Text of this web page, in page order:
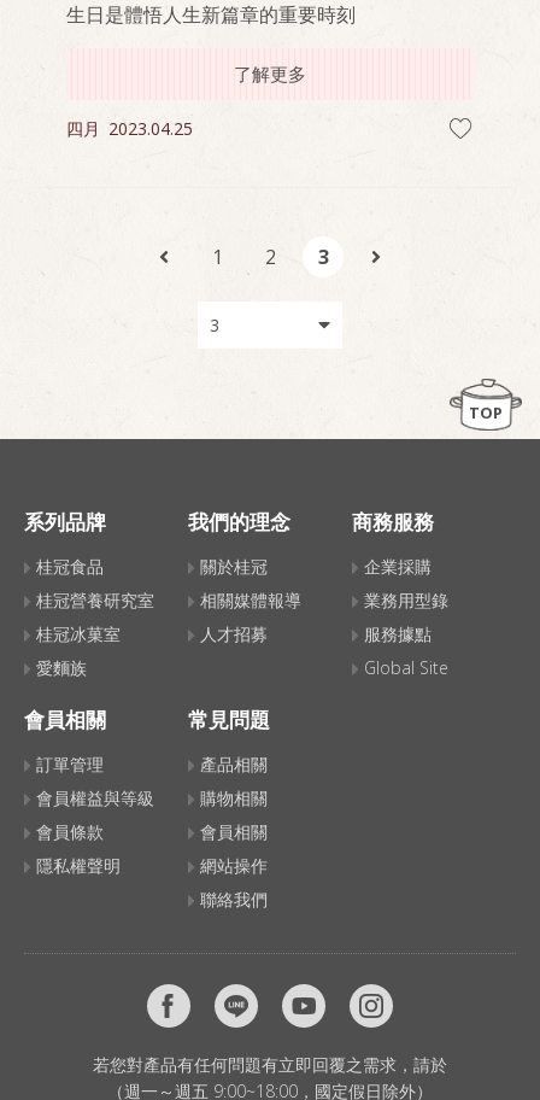
生日是體悟人生新篇章的重要時刻
了解更多
四月 2023.04.25
1 2 3
TOP
系列品牌
桂冠食品
桂冠營養研究室
桂冠冰菓室
愛麵族
我們的理念
關於桂冠
相關媒體報導
人才招募
商務服務
企業採購
業務用型錄
服務據點
Global Site
會員相關
訂單管理
會員權益與等級
會員條款
隱私權聲明
常見問題
產品相關
購物相關
會員相關
網站操作
聯絡我們
若您對產品有任何問題有立即回覆之需求，請於
（週一～週五 9:00~18:00，國定假日除外）